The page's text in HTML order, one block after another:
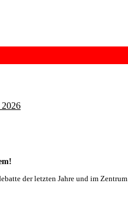
der letzten Jahre und im